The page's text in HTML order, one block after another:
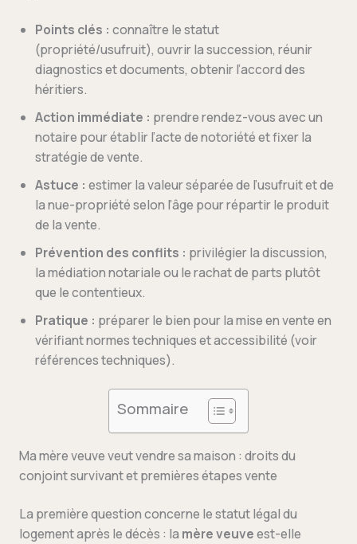
Points clés : connaître le statut
(propriété/usufruit), ouvrir la succession, réunir
diagnostics et documents, obtenir l’accord des
héritiers.
Action immédiate : prendre rendez-vous avec un
notaire pour établir l’acte de notoriété et fixer la
stratégie de vente.
Astuce : estimer la valeur séparée de l’usufruit et de
la nue-propriété selon l’âge pour répartir le produit
de la vente.
Prévention des conflits : privilégier la discussion,
la médiation notariale ou le rachat de parts plutôt
que le contentieux.
Pratique : préparer le bien pour la mise en vente en
vérifiant normes techniques et accessibilité (voir
références techniques).
Sommaire
Ma mère veuve veut vendre sa maison : droits du
conjoint survivant et premières étapes vente
La première question concerne le statut légal du
logement après le décès : la mère veuveest-elle